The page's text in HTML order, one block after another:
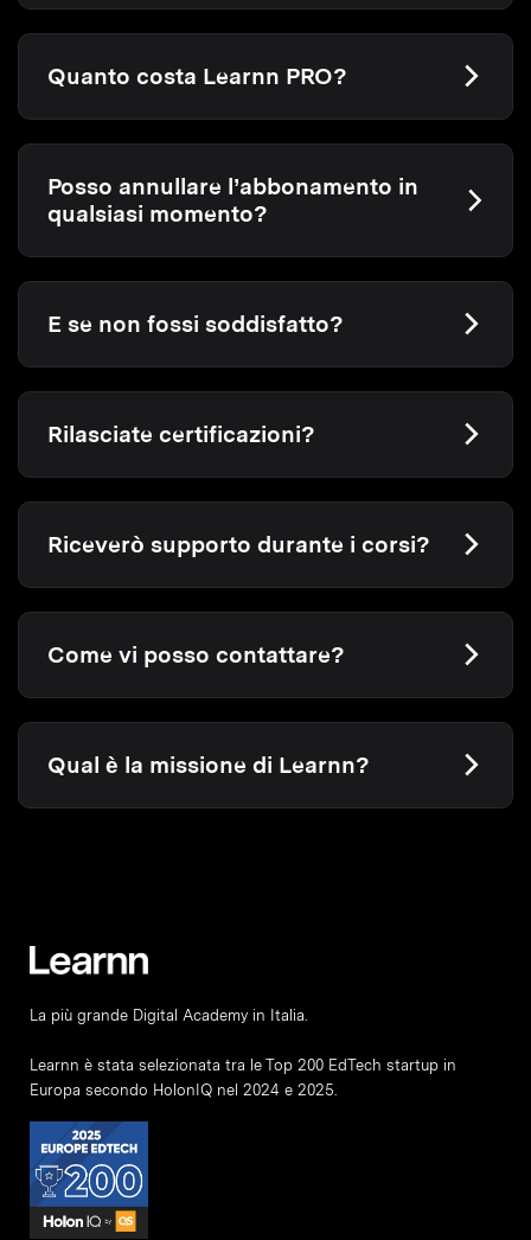
Quanto costa Learnn PRO?
Posso annullare l’abbonamento in
qualsiasi momento?
E se non fossi soddisfatto?
Rilasciate certificazioni?
Riceverò supporto durante i corsi?
Come vi posso contattare?
Qual è la missione di Learnn?
La più grande Digital Academy in Italia.
Learnn è stata selezionata tra le Top 200 EdTech startup in
Europa secondo HolonIQ nel 2024 e 2025.